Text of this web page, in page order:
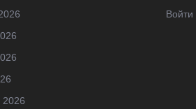
2026
Войти